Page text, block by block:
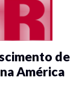
de
América